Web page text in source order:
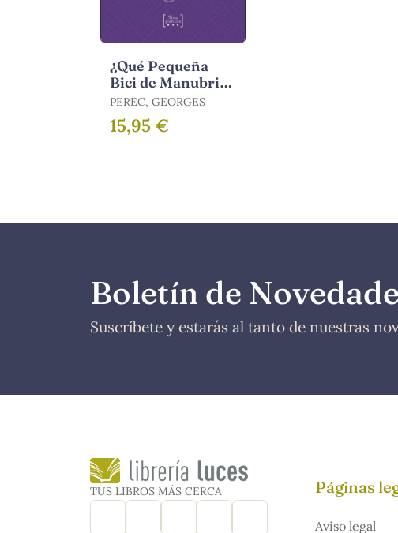
¿Qué Pequeña
Bici de Manubrio
Cromado Al
Fondo del Patio?
PEREC, GEORGES
15,95 €
Boletín de
Suscríbete y estarás al tanto de nuestras
TUS LIBROS MÁS CERCA Páginas
Aviso legal